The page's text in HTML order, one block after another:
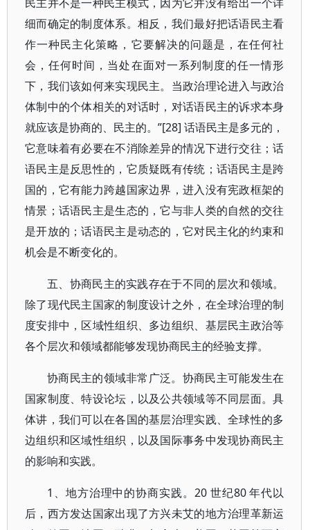
细而确定的制度体系。相反，我们最好把话语民主看
作一种民主化策略，它要解决的问题是，在任何社
会，任何时间，当处在面对一系列制度的任一情形
下，我们该如何来实现民主。当政治理论进入与政治
体制中的个体相关的对话时，对话语民主的诉求本身
就应该是协商的、民主的。”[28] 话语民主是多元的，
它意味着有必要在不消除差异的情况下进行交往；话
语民主是反思性的，它质疑既有传统；话语民主是跨
国的，它有能力跨越国家边界，进入没有宪政框架的
情景；话语民主是生态的，它与非人类的自然的交往
是开放的；话语民主是动态的，它对民主化的约束和
机会是不断变化的。
五、协商民主的实践存在于不同的层次和领域。
除了现代民主国家的制度设计之外，在全球治理的制
度安排中，区域性组织、多边组织、基层民主政治等
各个层次和领域都能够发现协商民主的经验支撑。
协商民主的领域非常广泛。协商民主可能发生在
国家制度、特设论坛，以及公共领域等不同层面。具
体讲，我们可以在各国的基层治理实践、全球性的多
边组织和区域性组织，以及国际事务中发现协商民主
的影响和实践。
1、地方治理中的协商实践。20 世纪80 年代以
后，西方发达国家出现了方兴未艾的地方治理革新运